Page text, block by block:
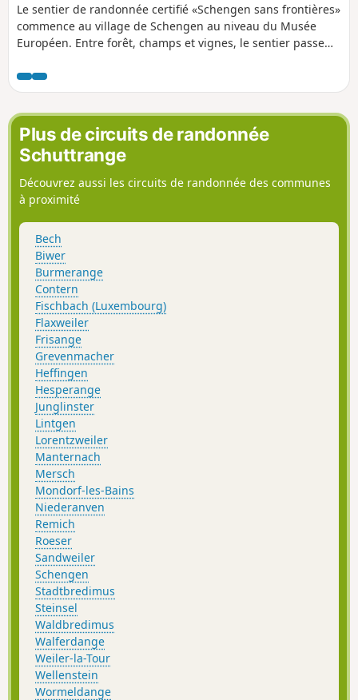
Le sentier de randonnée certifié «Schengen sans frontières»
commence au village de Schengen au niveau du Musée
Européen. Entre forêt, champs et vignes, le sentier passe
de la Moselle (Sierck et Contz).
Plus de circuits de randonnée
Schuttrange
Découvrez aussi les circuits de randonnée des communes
à proximité
Bech
Biwer
Burmerange
Contern
Fischbach (Luxembourg)
Flaxweiler
Frisange
Grevenmacher
Heffingen
Hesperange
Junglinster
Lintgen
Lorentzweiler
Manternach
Mersch
Mondorf-les-Bains
Niederanven
Remich
Roeser
Sandweiler
Schengen
Stadtbredimus
Steinsel
Waldbredimus
Walferdange
Weiler-la-Tour
Wellenstein
Wormeldange